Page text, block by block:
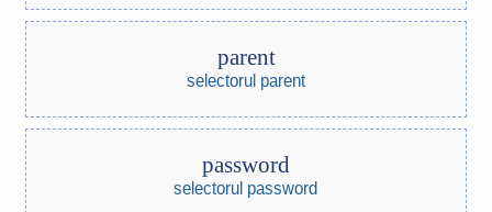
parent
selectorul parent
password
selectorul password